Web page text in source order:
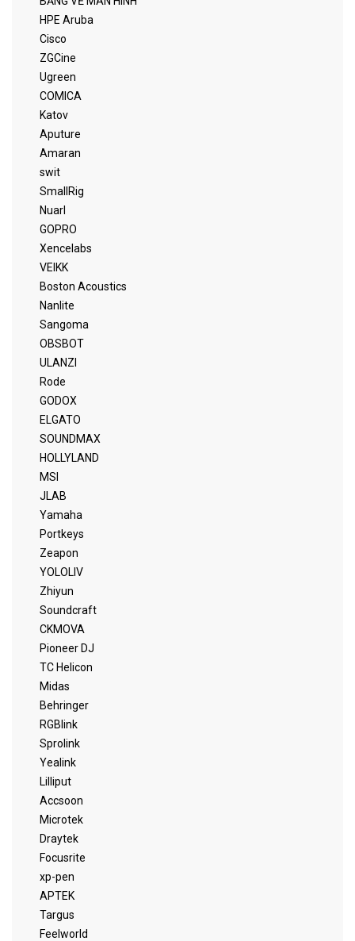
HPE Aruba
Cisco
ZGCine
Ugreen
COMICA
Katov
Aputure
Amaran
swit
SmallRig
Nuarl
GOPRO
Xencelabs
VEIKK
Boston Acoustics
Nanlite
Sangoma
OBSBOT
ULANZI
Rode
GODOX
ELGATO
SOUNDMAX
HOLLYLAND
MSI
JLAB
Yamaha
Portkeys
Zeapon
YOLOLIV
Zhiyun
Soundcraft
CKMOVA
Pioneer DJ
TC Helicon
Midas
Behringer
RGBlink
Sprolink
Yealink
Lilliput
Accsoon
Microtek
Draytek
Focusrite
xp-pen
APTEK
Targus
Feelworld